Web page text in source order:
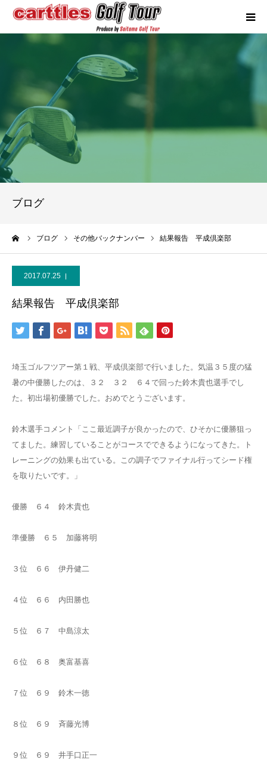
ブログ
ブログ その他バックナンバー 結果報告 平成倶楽部
2017.07.25
結果報告 平成倶楽部
埼玉ゴルフツアー第１戦、平成倶楽部で行いました。気温３５度の猛
暑の中優勝したのは、３２ ３２ ６４で回った鈴木貴也選手でし
た。初出場初優勝でした。おめでとうございます。
鈴木選手コメント「ここ最近調子が良かったので、ひそかに優勝狙っ
てました。練習していることがコースでできるようになってきた。ト
レーニングの効果も出ている。この調子でファイナル行ってシード権
を取りたいです。」
優勝 ６４ 鈴木貴也
準優勝 ６５ 加藤将明
３位 ６６ 伊丹健二
４位 ６６ 内田勝也
５位 ６７ 中島涼太
６位 ６８ 奥富基喜
７位 ６９ 鈴木一徳
８位 ６９ 斉藤光博
９位 ６９ 井手口正一
競技概要
年間スケジュール
試合報告